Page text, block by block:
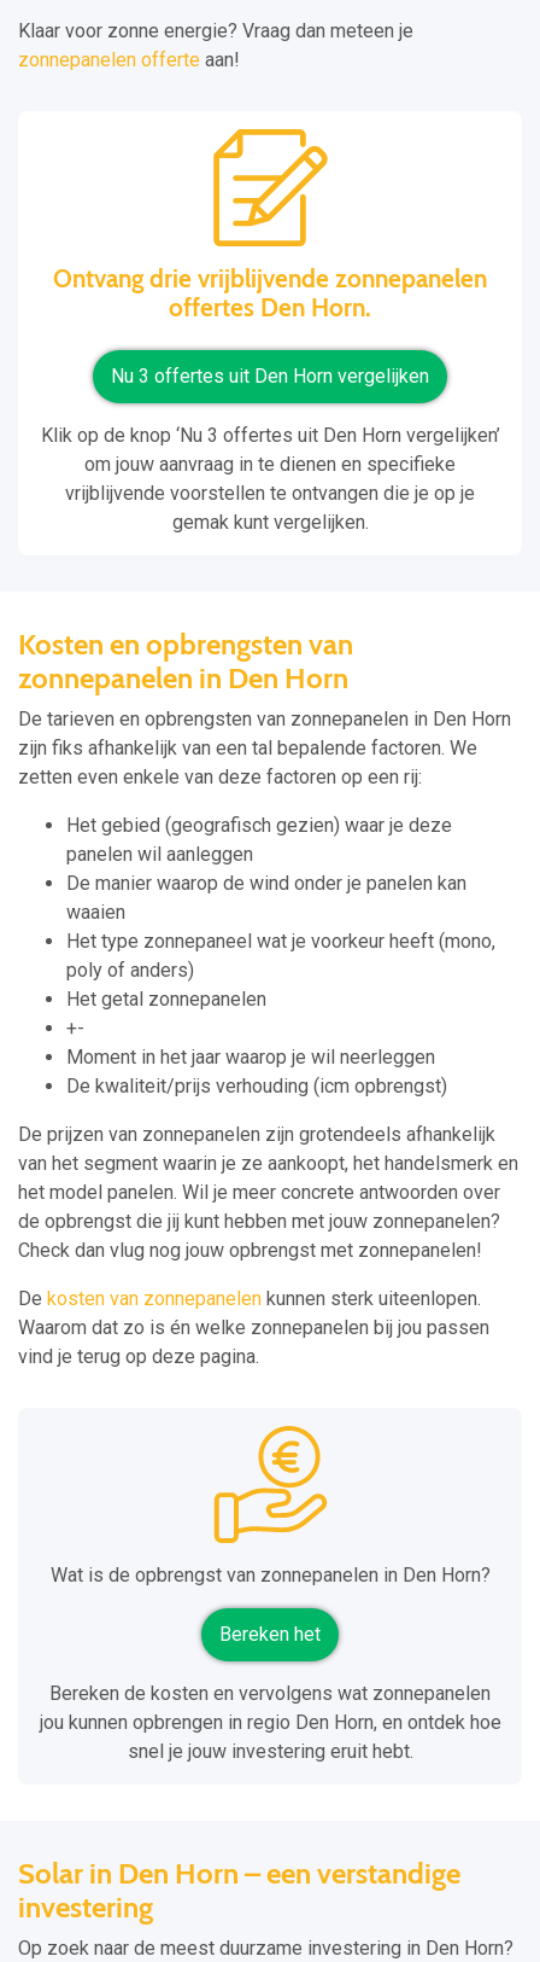
Klaar voor zonne energie? Vraag dan meteen je
zonnepanelen offerte aan!
Ontvang drie vrijblijvende zonnepanelen
offertes Den Horn.
Nu 3 offertes uit Den Horn vergelijken
Klik op de knop ‘Nu 3 offertes uit Den Horn vergelijken’
om jouw aanvraag in te dienen en specifieke
vrijblijvende voorstellen te ontvangen die je op je
gemak kunt vergelijken.
Kosten en opbrengsten van
zonnepanelen in Den Horn
De tarieven en opbrengsten van zonnepanelen in Den Horn
zijn fiks afhankelijk van een tal bepalende factoren. We
zetten even enkele van deze factoren op een rij:
Het gebied (geografisch gezien) waar je deze
panelen wil aanleggen
De manier waarop de wind onder je panelen kan
waaien
Het type zonnepaneel wat je voorkeur heeft (mono,
poly of anders)
Het getal zonnepanelen
+-
Moment in het jaar waarop je wil neerleggen
De kwaliteit/prijs verhouding (icm opbrengst)
De prijzen van zonnepanelen zijn grotendeels afhankelijk
van het segment waarin je ze aankoopt, het handelsmerk en
het model panelen. Wil je meer concrete antwoorden over
de opbrengst die jij kunt hebben met jouw zonnepanelen?
Check dan vlug nog jouw opbrengst met zonnepanelen!
De kosten van zonnepanelen kunnen sterk uiteenlopen.
Waarom dat zo is én welke zonnepanelen bij jou passen
vind je terug op deze pagina.
Wat is de opbrengst van zonnepanelen in Den Horn?
Bereken het
Bereken de kosten en vervolgens wat zonnepanelen
jou kunnen opbrengen in regio Den Horn, en ontdek hoe
snel je jouw investering eruit hebt.
Solar in Den Horn – een verstandige
investering
Op zoek naar de meest duurzame investering in Den Horn?